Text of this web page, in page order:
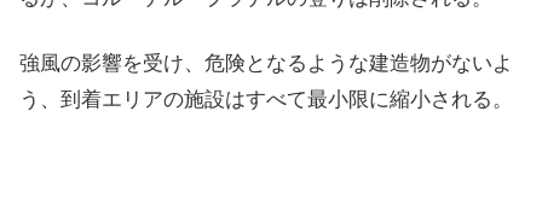
強風の影響を受け、危険となるような建造物がないよ
う、到着エリアの施設はすべて最小限に縮小される。